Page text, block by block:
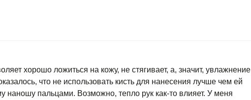
хорошо ложиться на кожу, не стягивает, а, значит, увлажнение
что не использовать кисть для нанесения лучше чем ей
наношу пальцами. Возможно, тепло рук как-то влияет. У меня